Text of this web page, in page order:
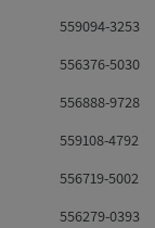
559094-3253
556376-5030
556888-9728
559108-4792
556719-5002
556279-0393